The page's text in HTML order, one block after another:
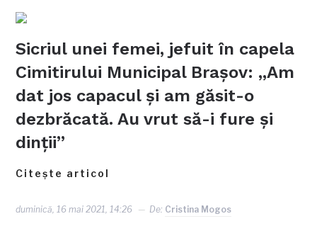
Sicriul unei femei, jefuit în capela
Cimitirului Municipal Brașov: „Am
dat jos capacul și am găsit-o
dezbrăcată. Au vrut să-i fure și
dinții”
Citește articol
duminică, 16 mai 2021, 14:26 De: Cristina Mogos